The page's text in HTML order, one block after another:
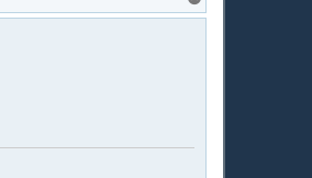
a